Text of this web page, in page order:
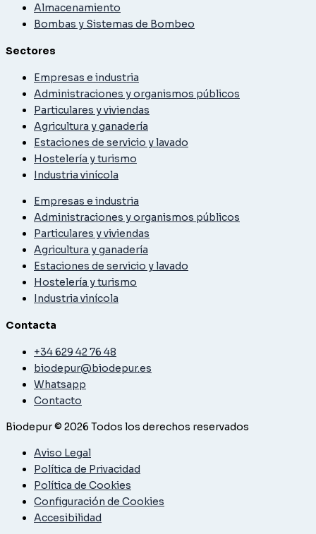
Almacenamiento
Bombas y Sistemas de Bombeo
Sectores
Empresas e industria
Administraciones y organismos públicos
Particulares y viviendas
Agricultura y ganadería
Estaciones de servicio y lavado
Hostelería y turismo
Industria vinícola
Empresas e industria
Administraciones y organismos públicos
Particulares y viviendas
Agricultura y ganadería
Estaciones de servicio y lavado
Hostelería y turismo
Industria vinícola
Contacta
+34 629 42 76 48
biodepur@biodepur.es
Whatsapp
Contacto
Biodepur © 2026 Todos los derechos reservados
Aviso Legal
Política de Privacidad
Política de Cookies
Configuración de Cookies
Accesibilidad